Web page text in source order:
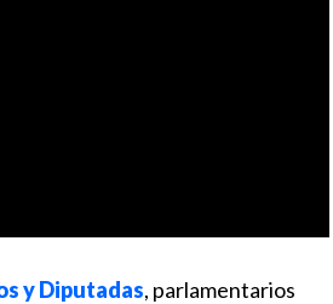
y Diputadas, parlamentarios